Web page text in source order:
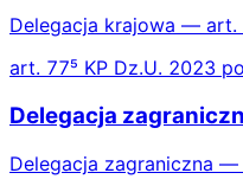
Delegacja krajowa — art.
art. 77⁵ KP Dz.U. 2023
Delegacja
Delegacja zagraniczna